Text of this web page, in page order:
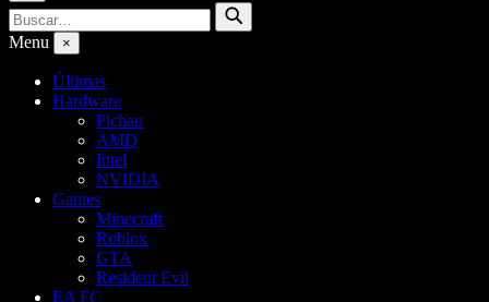
Buscar
por:
Buscar
Menu ×
Últimas
Hardware
Pichau
AMD
Intel
NVIDIA
Games
Minecraft
Roblox
GTA
Resident Evil
EA FC